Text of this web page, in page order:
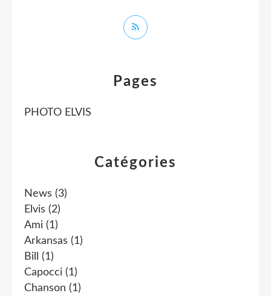
Catégories
News (3)
Elvis (2)
Ami (1)
Arkansas (1)
Bill
(1)
Capocci (1)
Chanson (1)
Pages
PHOTO ELVIS